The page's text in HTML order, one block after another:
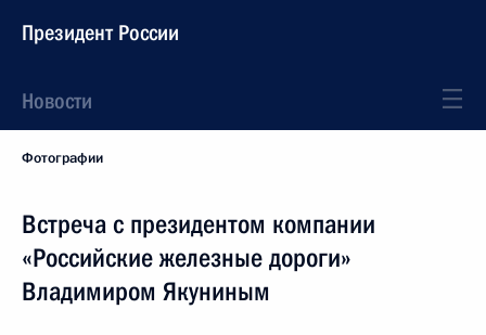
Президент России
Новости
Фотографии
Встреча с президентом компании
«Российские железные дороги»
Владимиром Якуниным